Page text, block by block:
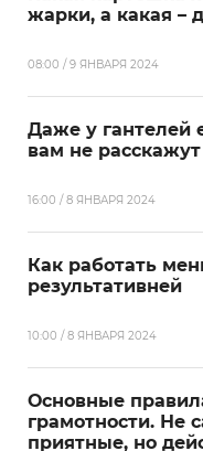
жарки, а какая –
08:00 / 9 ЯНВАРЯ 2024
Даже у гантелей
вам не
16:00 / 8 ЯНВАРЯ 2024
Как работать
результативней
10:00 / 8 ЯНВАРЯ 2024
Основные
грамотности. Не
приятные, но